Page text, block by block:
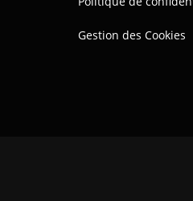
Gestion des Cookies